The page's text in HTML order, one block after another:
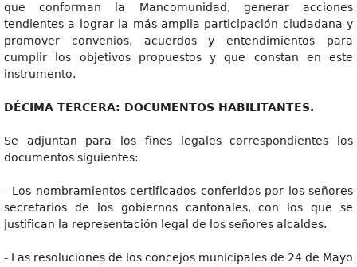
que conforman la Mancomunidad, generar acciones
tendientes a lograr la más amplia participación ciudadana y
promover convenios, acuerdos y entendimientos para
cumplir los objetivos propuestos y que constan en este
instrumento.
DÉCIMA TERCERA: DOCUMENTOS HABILITANTES.
Se adjuntan para los fines legales correspondientes los
documentos siguientes:
- Los nombramientos certificados conferidos por los señores
secretarios de los gobiernos cantonales, con los que se
justifican la representación legal de los señores alcaldes.
- Las resoluciones de los concejos municipales de 24 de Mayo